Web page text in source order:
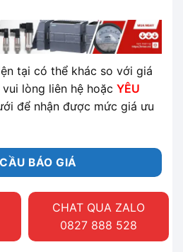
tại có thể khác so với giá
lòng liên hệ hoặc YÊU
để nhận được mức giá ưu
BÁO GIÁ
CHAT QUA ZALO
0827 888 528